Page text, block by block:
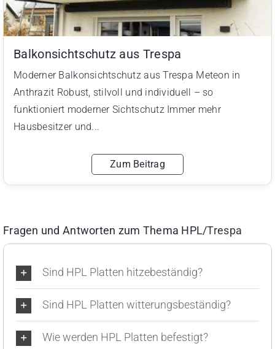
Balkonsichtschutz aus Trespa
Moderner Balkonsichtschutz aus Trespa Meteon in
Anthrazit Robust, stilvoll und individuell – so
funktioniert moderner Sichtschutz Immer mehr
Hausbesitzer und...
Zum Beitrag
Fragen und Antworten zum Thema HPL/Trespa
Sind HPL Platten hitzebeständig?
Sind HPL Platten witterungsbeständig?
Wie werden HPL Platten befestigt?